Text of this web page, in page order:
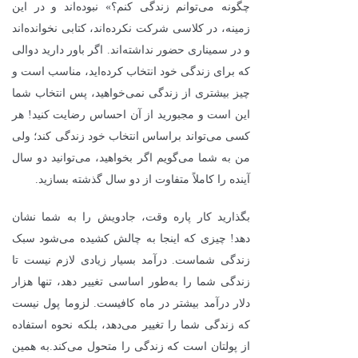
چگونه می‌توانم زندگی کنم؟» نبوده‌اند و در این
زمینه، در کلاسی شرکت نکرده‌اند، کتابی نخوانده‌اند
و در سمیناری حضور نداشته‌اند. اگر باور دارید دوالی
که برای زندگی خود انتخاب کرده‌اید، مناسب است و
چیز بیشتری از زندگی نمی‌خواهید، پس انتخاب شما
این است و مجبورید از آن احساس رضایت کنید! هر
کسی می‌تواند براساس انتخاب خود زندگی کند؛ ولی
من به شما می‌گویم اگر بخواهید، می‌توانید دو سال
آینده را کاملاً متفاوت از دو سال گذشته بسازید.
بگذارید کار پاره وقت، جادویش را به شما نشان
دهد! چیزی که اینجا به چالش کشیده می‌شود سبک
زندگی شماست. درآمد بسیار زیادی لازم نیست تا
زندگی شما را به‌طور اساسی تغییر دهد، تنها هزار
دلار درآمد بیشتر در ماه کافیست. لزوما پول نیست
که زندگی شما را تغییر می‌دهد، بلکه نحوه استفاده
از پولتان است که زندگی را متحول می‌کند.به همین